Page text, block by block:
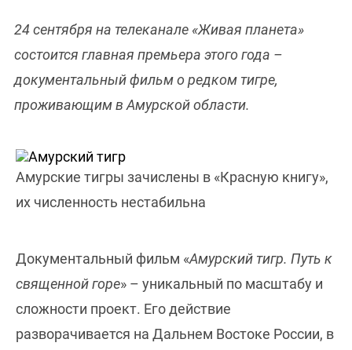
24 сентября на телеканале «Живая планета»
состоится главная премьера этого года –
документальный фильм о редком тигре,
проживающим в Амурской области.
Амурские тигры зачислены в «Красную книгу»,
их численность нестабильна
Документальный фильм «Амурский тигр. Путь к
священной горе» – уникальный по масштабу и
сложности проект. Его действие
разворачивается на Дальнем Востоке России, в